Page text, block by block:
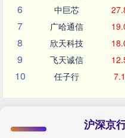
6 中巨芯
7 广哈通信
8 欣天科技
9 飞天诚信
10 任子行
沪深京